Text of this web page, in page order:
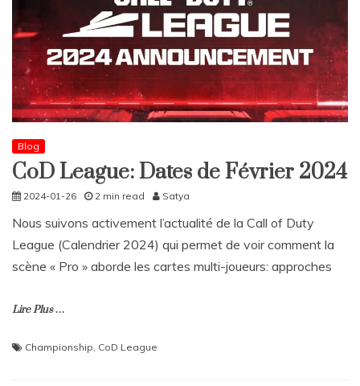
Blog
CoD League: Dates de Février 2024
2024-01-26 2 min read Satya
Nous suivons activement l’actualité de la Call of Duty
League (Calendrier 2024) qui permet de voir comment la
scène « Pro » aborde les cartes multi-joueurs: approches
Lire Plus …
Championship CoD League